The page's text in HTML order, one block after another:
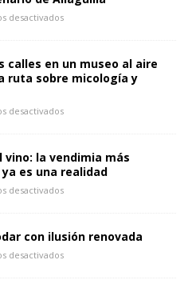
desactivados
calles en un museo al aire
ruta sobre micología y
desactivados
vino: la vendimia más
es una realidad
desactivados
con ilusión renovada
desactivados